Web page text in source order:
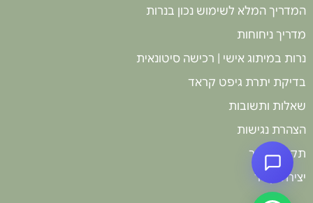
המדריך המלא לשימוש נכון בנרות
מדריך ניחוחות
נרות במיתוג אישי | רכישה סיטונאית
בדיקת יתרת גיפט קראד
שאלות ותשובות
הצהרת נגישות
תקנון האתר
יצירת קשר